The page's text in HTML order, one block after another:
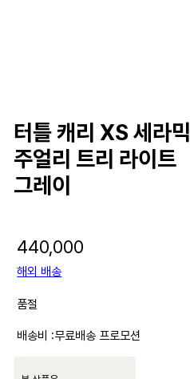
터틀 캐리 XS 세라믹
주얼리 트리 라이트
그레이
440,000
해외 배송
품절
배송비 :무료배송 프로모션